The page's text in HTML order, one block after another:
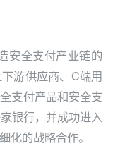
安全支付产业链的
游供应商、C端用
支付产品和安全支
银行，并成功进入
化的战略合作。